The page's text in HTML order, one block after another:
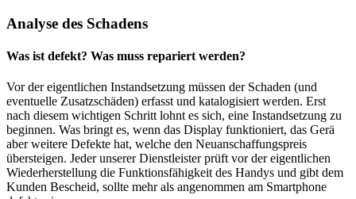
Analyse des Schadens
Was ist defekt? Was muss repariert werden?
Vor der eigentlichen Instandsetzung müssen der Schaden (und
eventuelle Zusatzschäden) erfasst und katalogisiert werden. Erst
nach diesem wichtigen Schritt lohnt es sich, eine Instandsetzung zu
beginnen. Was bringt es, wenn das Display funktioniert, das Gerä
aber weitere Defekte hat, welche den Neuanschaffungspreis
übersteigen. Jeder unserer Dienstleister prüft vor der eigentlichen
Wiederherstellung die Funktionsfähigkeit des Handys und gibt dem
Kunden Bescheid, sollte mehr als angenommen am Smartphone